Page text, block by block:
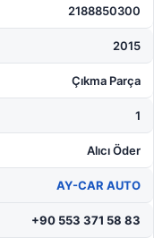
2188850300
2015
Çıkma Parça
1
Alıcı Öder
AY-CAR AUTO
+90 553 371 58 83